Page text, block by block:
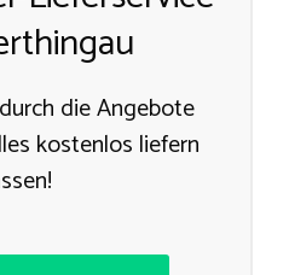
die Angebote
kostenlos liefern